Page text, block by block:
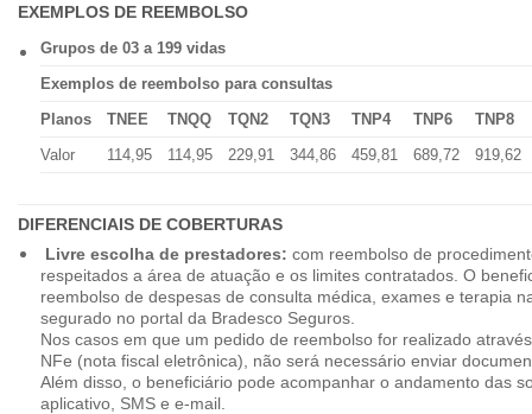
EXEMPLOS DE REEMBOLSO
Grupos de 03 a 199 vidas
Exemplos de reembolso para consultas
Planos
TNEE TNQQ TQN2 TQN3 TNP4 TNP6
TNP8
Valor
114,95 114,95 229,91 344,86 459,81 689,72 919,62
DIFERENCIAIS DE COBERTURAS
Livre escolha de prestadores: com reembolso de
respeitados a área de atuação e os limites contratados. O
reembolso de despesas de consulta médica, exames e terapia
segurado no portal da Bradesco Seguros.
Nos casos em que um pedido de reembolso for realizado
NFe (nota fiscal eletrônica), não será necessário enviar
Além disso, o beneficiário pode acompanhar o andamento das
aplicativo, SMS e e-mail.